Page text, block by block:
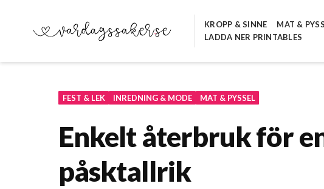
VARDAGSSAKER.SE
KROPP & SINNE MAT &
LADDA NER PRINTABLES
FEST & LEK INREDNING & MODE MAT & PYSSEL
Enkelt återbruk för
påsktallrik